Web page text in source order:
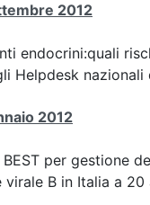
2012
endocrini:quali
Helpdesk nazionali
2012
per gestione
virale B in Italia a